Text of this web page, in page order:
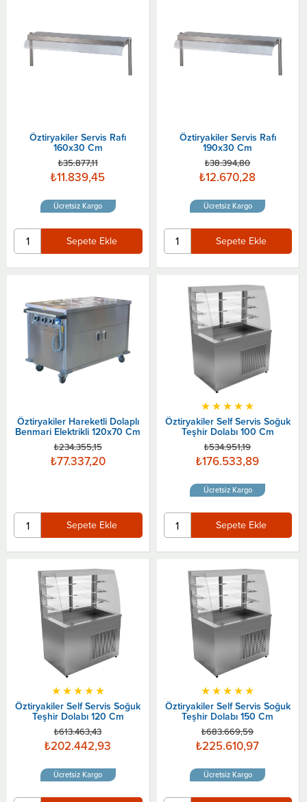
Öztiryakiler Servis Rafı
160x30 Cm
₺11.839,45
₺35.877,11
Sepete Ekle
Ücretsiz Kargo
Öztiryakiler Servis Rafı
190x30 Cm
₺12.670,28
₺38.394,80
Sepete Ekle
Ücretsiz Kargo
Öztiryakiler Hareketli Dolaplı
Benmari Elektrikli 120x70 Cm
₺77.337,20
₺234.355,15
Sepete Ekle
Öztiryakiler Self Servis Soğuk
Teşhir Dolabı 100 Cm
★★★★★
₺176.533,89
₺534.951,19
Sepete Ekle
Ücretsiz Kargo
Öztiryakiler Self Servis Soğuk
Teşhir Dolabı 120 Cm
★★★★★
₺202.442,93
₺613.463,43
Ücretsiz Kargo
Öztiryakiler Self Servis Soğuk
Teşhir Dolabı 150 Cm
★★★★★
₺225.610,97
₺683.669,59
Ücretsiz Kargo